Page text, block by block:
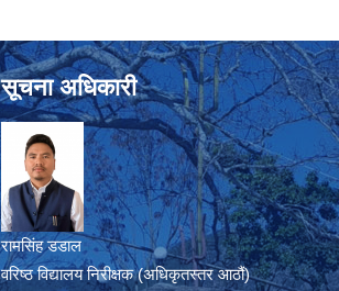
सूचना अधिकारी
रामसिंह डडाल
वरिष्ठ विद्यालय निरीक्षक (अधिकृतस्तर आठौं)